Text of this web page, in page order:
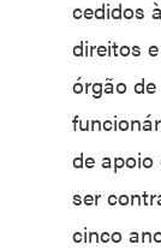
cedidos
direitos
órgão
de apoio
ser
cinco